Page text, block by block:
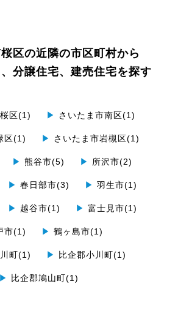
区の近隣の市区町村から
分譲住宅、建売住宅を探す
区(1) ▶ さいたま市南区(1)
区(1) ▶ さいたま市岩槻区(1)
▶ 熊谷市(5) ▶ 所沢市(2)
▶ 春日部市(3) ▶ 羽生市(1)
▶ 越谷市(1) ▶ 富士見市(1)
市(1) ▶ 鶴ヶ島市(1)
町(1) ▶ 比企郡小川町(1)
▶ 比企郡鳩山町(1)